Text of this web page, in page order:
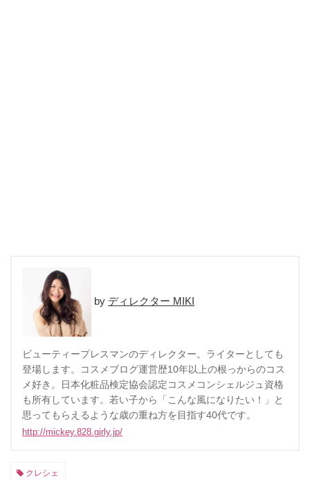
ディレクター MIKI
ビューティープレスマンのディレクター。ライターとしても
登場します。コスメブログ運営歴10年以上の根っからのコス
メ好き。日本化粧品検定協会認定コスメコンシェルジュ資格
も所有しています。若い子から「こんな風になりたい！」と
思ってもらえるような歳の重ね方を目指す40代です。
http://mickey.828.girly.jp/
クレシェ